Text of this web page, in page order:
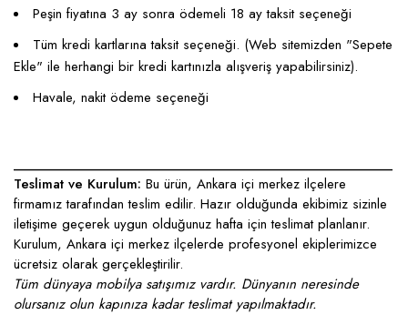
Peşin fiyatına 3 ay sonra ödemeli 18 ay taksit seçeneği
Tüm kredi kartlarına taksit seçeneği. (Web sitemizden "Sepete
Ekle" ile herhangi bir kredi kartınızla alışveriş yapabilirsiniz).
Havale, nakit ödeme seçeneği
____________________________________________________
Teslimat ve Kurulum: Bu ürün, Ankara içi merkez ilçelere
firmamız tarafından teslim edilir. Hazır olduğunda ekibimiz sizinle
iletişime geçerek uygun olduğunuz hafta için teslimat planlanır.
Kurulum, Ankara içi merkez ilçelerde profesyonel ekiplerimizce
ücretsiz olarak gerçekleştirilir.
Tüm dünyaya mobilya satışımız vardır. Dünyanın neresinde
olursanız olun kapınıza kadar teslimat yapılmaktadır.